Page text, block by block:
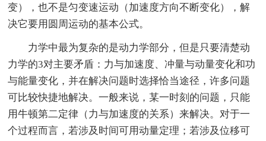
变），也不是匀变速运动（加速度方向不断变化），解
决它要用圆周运动的基本公式。
力学中最为复杂的是动力学部分，但是只要清楚动
力学的3对主要矛盾：力与加速度、冲量与动量变化和功
与能量变化，并在解决问题时选择恰当途径，许多问题
可比较快捷地解决。一般来说，某一时刻的问题，只能
用牛顿第二定律（力与加速度的关系）来解决。对于一
个过程而言，若涉及时间可用动量定理；若涉及位移可